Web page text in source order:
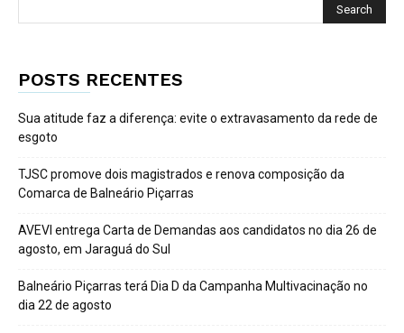
POSTS RECENTES
Sua atitude faz a diferença: evite o extravasamento da rede de
esgoto
TJSC promove dois magistrados e renova composição da
Comarca de Balneário Piçarras
AVEVI entrega Carta de Demandas aos candidatos no dia 26 de
agosto, em Jaraguá do Sul
Balneário Piçarras terá Dia D da Campanha Multivacinação no
dia 22 de agosto